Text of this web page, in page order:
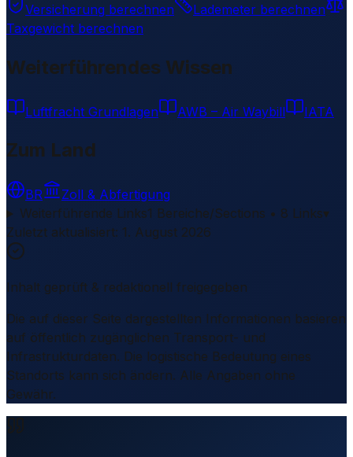
Versicherung berechnen
Lademeter berechnen
Taxgewicht berechnen
Weiterführendes Wissen
Luftfracht Grundlagen AWB – Air Waybill IATA
Zum Land
BR
Zoll & Abfertigung
Weiterführende Links1 Bereiche/Sections • 8 Links▾
Zuletzt aktualisiert: 1. August 2026
Inhalt geprüft & redaktionell freigegeben
Die auf dieser Seite dargestellten Informationen basieren
auf öffentlich zugänglichen Transport- und
Infrastrukturdaten. Die logistische Bedeutung eines
Standorts kann sich ändern. Alle Angaben ohne
Gewähr.